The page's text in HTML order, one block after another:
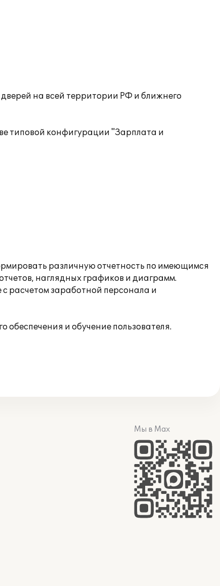
на всей территории РФ и ближнего
типовой конфигурации "Зарплата и
различную отчетность по имеющимся
наглядных графиков и диаграмм.
расчетом заработной персонала и
и обучение пользователя.
Мы в Max